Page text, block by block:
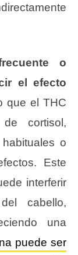
o
el efecto
que el THC
cortisol,
o
Este
interferir
cabello,
una
puede ser